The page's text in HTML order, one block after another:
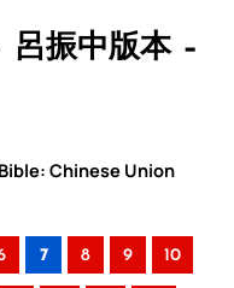
呂振中版本 –
Chinese Union
7 8 9 10